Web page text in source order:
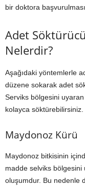
bir doktora
Adet
Nelerdir?
Aşağıdaki yöntemlerle
düzene sokarak adet
Serviks bölgesini
kolayca söktürebilirsiniz.
Maydonoz Kürü
Maydonoz bitkisinin
madde selviks bölgesini
oluşumdur. Bu nedenle